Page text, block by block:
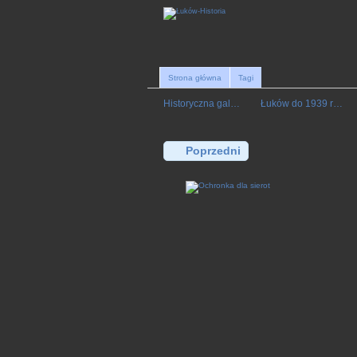
Strona główna Tagi
Historyczna gal… Łuków do 1939 r…
Poprzedni